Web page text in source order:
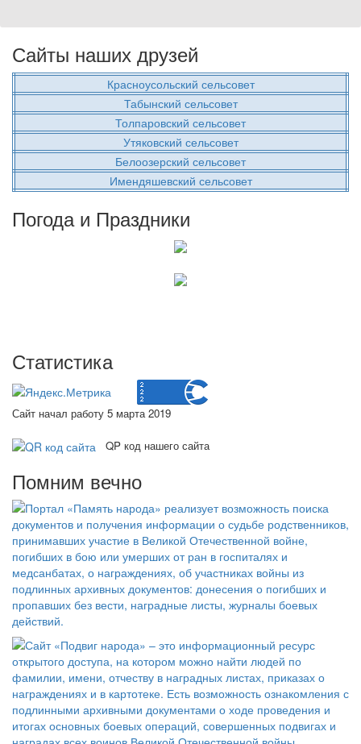
Сайты наших друзей
Красноусольский сельсовет
Табынский сельсовет
Толпаровский сельсовет
Утяковский сельсовет
Белоозерский сельсовет
Имендяшевский сельсовет
Погода и Праздники
Статистика
Сайт начал работу 5 марта 2019
QP код нашего сайта
Помним вечно